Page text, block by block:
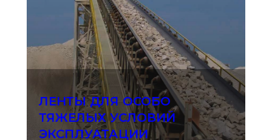
ЛЕНТЫ ДЛЯ ОСОБО
ТЯЖЕЛЫХ УСЛОВИЙ
ЭКСПЛУАТАЦИИ